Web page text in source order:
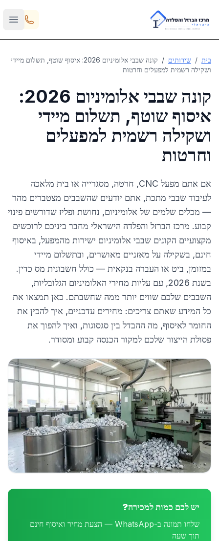
Skip to main content
בית / שירותים /
קונה שבבי אלומיניום 2026: איסוף שוטף, תשלום מיידי
ושקילה רשמית למפעלים וחרטות
קונה שבבי אלומיניום 2026:
איסוף שוטף, תשלום מיידי
ושקילה רשמית למפעלים
וחרטות
אם אתם מפעל CNC, חרטה, מסגרייה או בית מלאכה
לעיבוד שבבי מתכת, אתם יודעים שהשבבים מצטברים מהר
— מכלים שלמים של אלומיניום, נחושת ופליז שדורשים פינוי
קבוע. מרכז הברזל והפלדה הישראלי מחבר ביניכם לרוכשים
מקצועיים הקונים שבבי אלומיניום ישירות מהמפעל, באיסוף
חינם, בשקילה על מאזניים מאושרים, ובתשלום מיידי
במזומן, ביט או העברה בנקאית — כולל חשבונית מס כדין.
בשנת 2026, עם עליות מחירי האלומיניום הגלובליות,
השבבים שלכם שווים יותר ממה שחשבתם. כאן תמצאו את
כל המידע שאתם צריכים: מחירים עדכניים, איך להכין את
החומר לאיסוף, מה ההבדל בין סגסוגות, ואיך להפוך את
פסולת הייצור שלכם למקור הכנסה קבוע ומסודר.
יש לכם כמות למכירה?
שלחו תמונה ב-WhatsApp — הצעת מחיר ואיסוף חינם
תוך שעה